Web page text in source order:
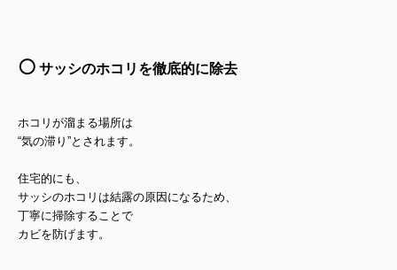
⚪️ サッシのホコリを徹底的に除去
ホコリが溜まる場所は
“気の滞り”とされます。
住宅的にも、
サッシのホコリは結露の原因になるため、
丁寧に掃除することで
カビを防げます。